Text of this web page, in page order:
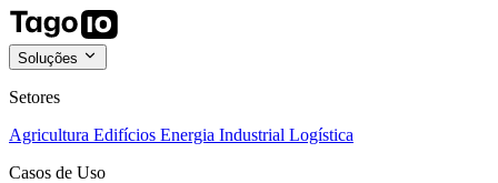
Soluções
Setores
Agricultura Edifícios Energia Industrial Logística
Casos de Uso